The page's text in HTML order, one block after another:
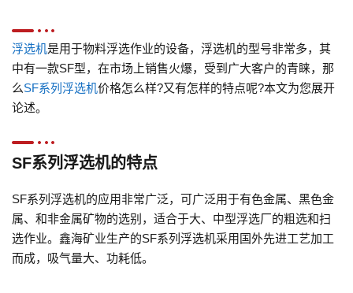
浮选机是用于物料浮选作业的设备，浮选机的型号非常多，其
中有一款SF型，在市场上销售火爆，受到广大客户的青睐，那
么SF系列浮选机价格怎么样?又有怎样的特点呢?本文为您展开
论述。
SF系列浮选机的特点
SF系列浮选机的应用非常广泛，可广泛用于有色金属、黑色金
属、和非金属矿物的选别，适合于大、中型浮选厂的粗选和扫
选作业。鑫海矿业生产的SF系列浮选机采用国外先进工艺加工
而成，吸气量大、功耗低。